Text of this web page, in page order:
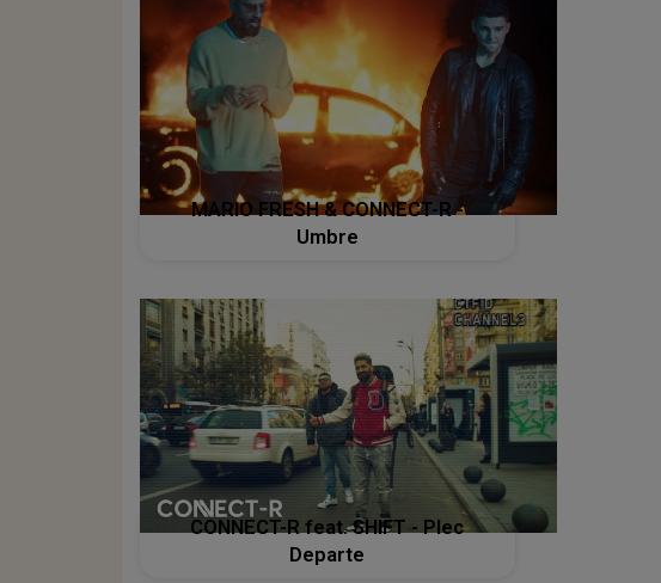
MARIO FRESH & CONNECT-R -
Umbre
CONNECT-R feat. SHIFT - Plec
Departe